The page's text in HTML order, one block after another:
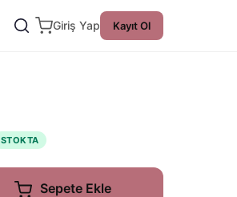
Giriş Yap Kayıt Ol
STOKTA
Sepete Ekle